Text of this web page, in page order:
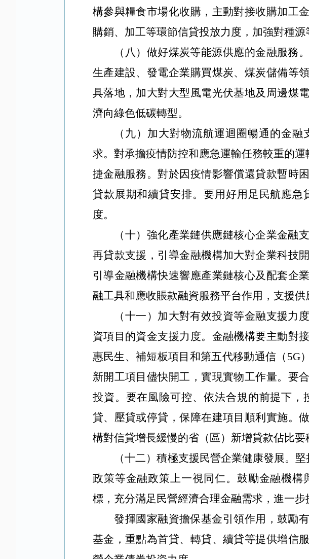
構參與糧食市場化收購，主動對接收購加工
購銷、加工等環節信貸投放力度，加強對種源
（八）做好煤炭等能源供應的金融服務
生產建設、發電企業購買煤炭、煤炭儲備等
具落地，加大對大型風電光伏基地及周邊煤
濟向綠色低碳轉型。
（九）加大對物流航運迴圈暢通的金
求。對承擔疫情防控和應急運輸任務較重的
捷金融服務。對於因疫情影響償還貸款暫時
貸款展期和續貸安排。要用好用足民航應
度。
（十）強化產業鏈供應鏈核心企業金融
再貸款支援，引導金融機構加大對企業科技
引導金融機構快速響應產業鏈核心及配套企
融工具和應收賬款融資服務平台作用，支援供
（十一）加大對有效投資等金融支援力
資項目的資金支援力度。金融機構要主動對
惠民生、補短板項目和第五代移動通信（5G
新開工項目儘快開工，實現實物工作量。要
投資。要在風險可控、依法合規的前提下
貸、壓貸或停貸，保障在建項目順利實施。
構對信貸增長緩慢的省（區）新增貸款佔比要
（十二）積極支援民營企業健康發展。
政策等金融政策上一視同仁。鼓勵金融機
標，充分滿足民營經濟合理金融需求，進一
發揮國家融資擔保基金引領作用，鼓勵
基金，重點為首貸、轉貸、續貸等提供增信